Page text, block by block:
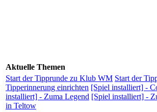
Aktuelle Themen
Start der Tipprunde zu Klub WM Start der
Tipperinnerung einrichten [Spiel installiert] -
installiert] - Zuma Legend [Spiel installiert] -
in Teltow